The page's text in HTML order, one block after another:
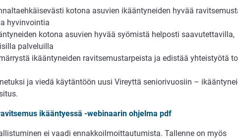
kotona asuvien ikääntyneiden hyvää
hyvinvointia
kotona asuvien hyvää syömistä helposti saavutettavilla,
palveluilla
ikääntyneiden ravitsemustarpeista ja edistää yhteistyötä
ja viedä käytäntöön uusi Vireyttä seniorivuosiin –
ikääntyessä -webinaarin ohjelma pdf
ei vaadi ennakkoilmoittautumista. Tallenne on myös